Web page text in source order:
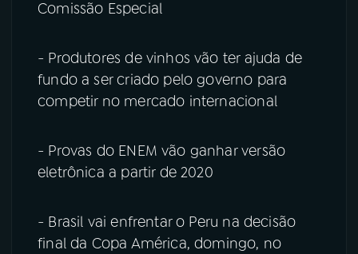
Comissão Especial
- Produtores de vinhos vão ter ajuda de
fundo a ser criado pelo governo para
competir no mercado internacional
- Provas do ENEM vão ganhar versão
eletrônica a partir de 2020
- Brasil vai enfrentar o Peru na decisão
final da Copa América, domingo, no